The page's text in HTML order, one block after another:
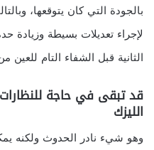
بالجودة التي كان يتوقعها،
لإجراء تعديلات بسيطة وزيادة
الثانية قبل الشفاء التام للعين
قد تبقى في حاجة
الليزك
وهو شيء نادر الحدوث ولكنه